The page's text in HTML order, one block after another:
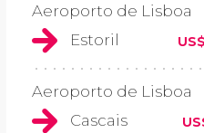
Aeroporto de Lisboa
Estoril
US$
Aeroporto de Lisboa
Cascais